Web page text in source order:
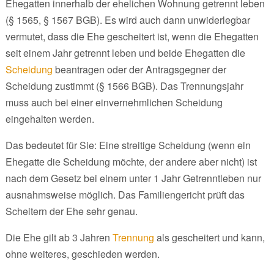
Ehegatten innerhalb der ehelichen Wohnung getrennt leben
(§ 1565, § 1567 BGB). Es wird auch dann unwiderlegbar
vermutet, dass die Ehe gescheitert ist, wenn die Ehegatten
seit einem Jahr getrennt leben und beide Ehegatten die
Scheidung beantragen oder der Antragsgegner der
Scheidung zustimmt (§ 1566 BGB). Das Trennungsjahr
muss auch bei einer einvernehmlichen Scheidung
eingehalten werden.
Das bedeutet für Sie: Eine streitige Scheidung (wenn ein
Ehegatte die Scheidung möchte, der andere aber nicht) ist
nach dem Gesetz bei einem unter 1 Jahr Getrenntleben nur
ausnahmsweise möglich. Das Familiengericht prüft das
Scheitern der Ehe sehr genau.
Die Ehe gilt ab 3 Jahren Trennung als gescheitert und kann,
ohne weiteres, geschieden werden.